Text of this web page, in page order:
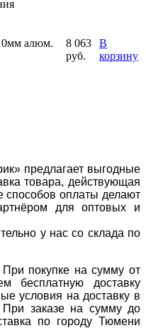
алюм.
8 063
руб.
В
корзину
предлагает выгодные
товара, действующая
способов оплаты делают
для оптовых и
у нас со склада по
покупке на сумму от
бесплатную доставку
условия на доставку в
При заказе на сумму до
по городу Тюмени